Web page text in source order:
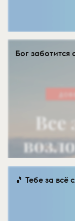
Бог заботится
🎵 Тебе за всё